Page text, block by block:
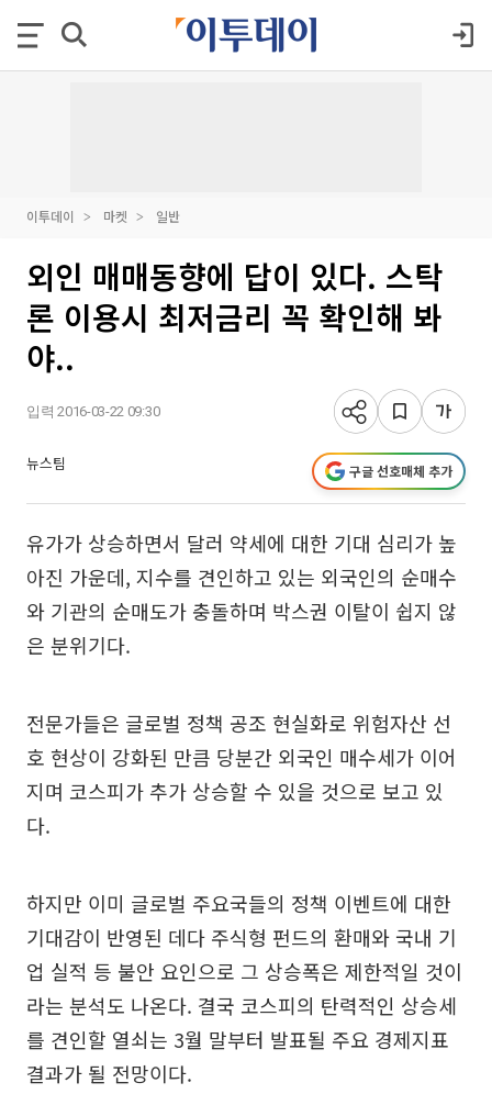
이투데이 마켓 일반
외인 매매동향에 답이 있다. 스탁
론 이용시 최저금리 꼭 확인해 봐
야..
입력 2016-03-22 09:30
뉴스팀 구글 선호매체 추가
유가가 상승하면서 달러 약세에 대한 기대 심리가 높
아진 가운데, 지수를 견인하고 있는 외국인의 순매수
와 기관의 순매도가 충돌하며 박스권 이탈이 쉽지 않
은 분위기다.
전문가들은 글로벌 정책 공조 현실화로 위험자산 선
호 현상이 강화된 만큼 당분간 외국인 매수세가 이어
지며 코스피가 추가 상승할 수 있을 것으로 보고 있
다.
하지만 이미 글로벌 주요국들의 정책 이벤트에 대한
기대감이 반영된 데다 주식형 펀드의 환매와 국내 기
업 실적 등 불안 요인으로 그 상승폭은 제한적일 것이
라는 분석도 나온다. 결국 코스피의 탄력적인 상승세
를 견인할 열쇠는 3월 말부터 발표될 주요 경제지표
결과가 될 전망이다.